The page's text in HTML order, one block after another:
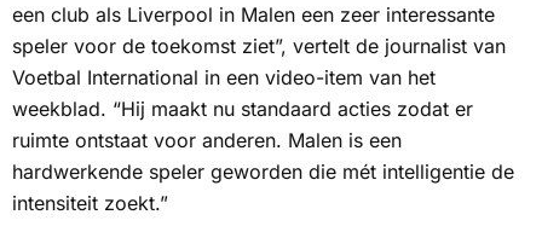
een club als Liverpool in Malen een zeer interessante
speler voor de toekomst ziet”, vertelt de journalist van
Voetbal International in een video-item van het
weekblad. “Hij maakt nu standaard acties zodat er
ruimte ontstaat voor anderen. Malen is een
hardwerkende speler geworden die mét intelligentie de
intensiteit zoekt.”